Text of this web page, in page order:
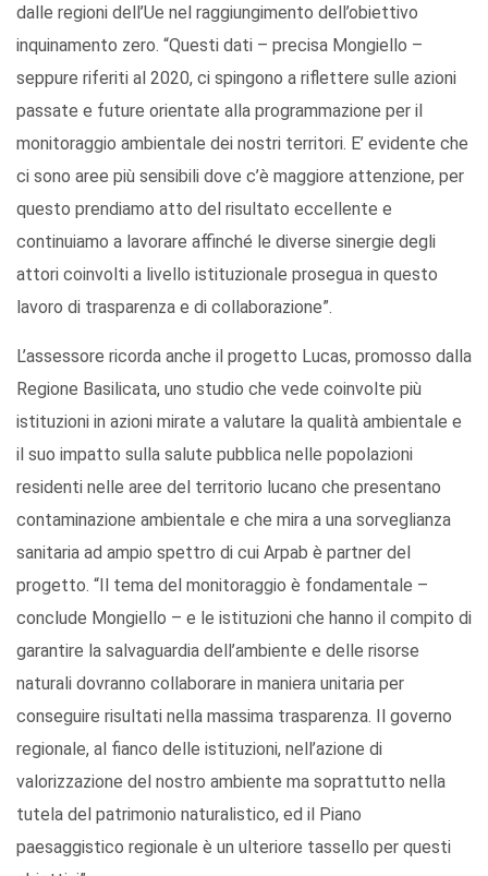
dalle regioni dell’Ue nel raggiungimento dell’obiettivo
inquinamento zero. “Questi dati – precisa Mongiello –
seppure riferiti al 2020, ci spingono a riflettere sulle azioni
passate e future orientate alla programmazione per il
monitoraggio ambientale dei nostri territori. E’ evidente che
ci sono aree più sensibili dove c’è maggiore attenzione, per
questo prendiamo atto del risultato eccellente e
continuiamo a lavorare affinché le diverse sinergie degli
attori coinvolti a livello istituzionale prosegua in questo
lavoro di trasparenza e di collaborazione”.
L’assessore ricorda anche il progetto Lucas, promosso dalla
Regione Basilicata, uno studio che vede coinvolte più
istituzioni in azioni mirate a valutare la qualità ambientale e
il suo impatto sulla salute pubblica nelle popolazioni
residenti nelle aree del territorio lucano che presentano
contaminazione ambientale e che mira a una sorveglianza
sanitaria ad ampio spettro di cui Arpab è partner del
progetto. “Il tema del monitoraggio è fondamentale –
conclude Mongiello – e le istituzioni che hanno il compito di
garantire la salvaguardia dell’ambiente e delle risorse
naturali dovranno collaborare in maniera unitaria per
conseguire risultati nella massima trasparenza. Il governo
regionale, al fianco delle istituzioni, nell’azione di
valorizzazione del nostro ambiente ma soprattutto nella
tutela del patrimonio naturalistico, ed il Piano
paesaggistico regionale è un ulteriore tassello per questi